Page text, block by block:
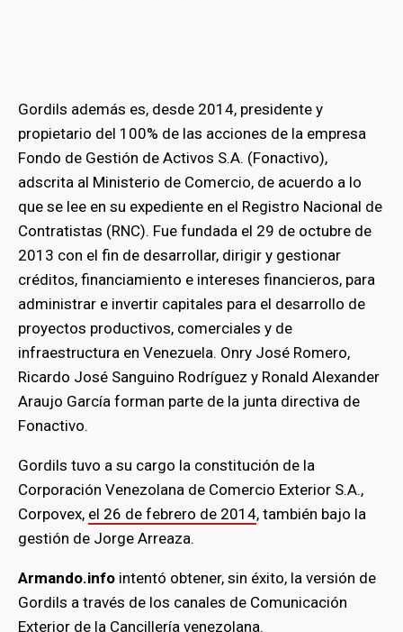
Gordils además es, desde 2014, presidente y
propietario del 100% de las acciones de la empresa
Fondo de Gestión de Activos S.A. (Fonactivo),
adscrita al Ministerio de Comercio, de acuerdo a lo
que se lee en su expediente en el Registro Nacional de
Contratistas (RNC). Fue fundada el 29 de octubre de
2013 con el fin de desarrollar, dirigir y gestionar
créditos, financiamiento e intereses financieros, para
administrar e invertir capitales para el desarrollo de
proyectos productivos, comerciales y de
infraestructura en Venezuela. Onry José Romero,
Ricardo José Sanguino Rodríguez y Ronald Alexander
Araujo García forman parte de la junta directiva de
Fonactivo.
Gordils tuvo a su cargo la constitución de la
Corporación Venezolana de Comercio Exterior S.A.,
Corpovex, el 26 de febrero de 2014, también bajo la
gestión de Jorge Arreaza.
Armando.info intentó obtener, sin éxito, la versión de
Gordils a través de los canales de Comunicación
Exterior de la Cancillería venezolana.